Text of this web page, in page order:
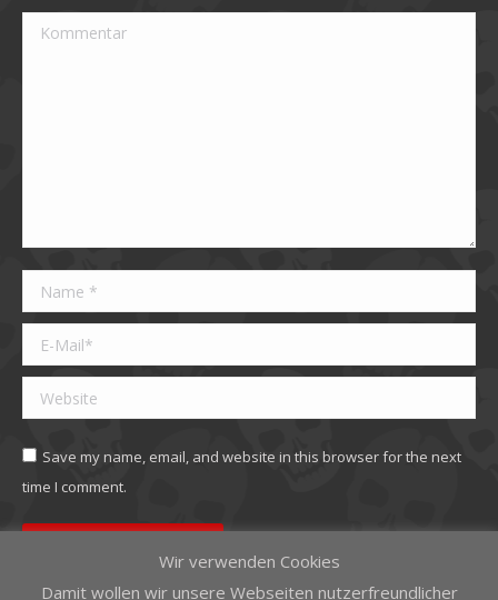
Kommentar
Name *
E-Mail *
Website
Save my name, email, and website in this browser for the next
time I comment.
Wir verwenden Cookies
Damit wollen wir unsere Webseiten nutzerfreundlicher